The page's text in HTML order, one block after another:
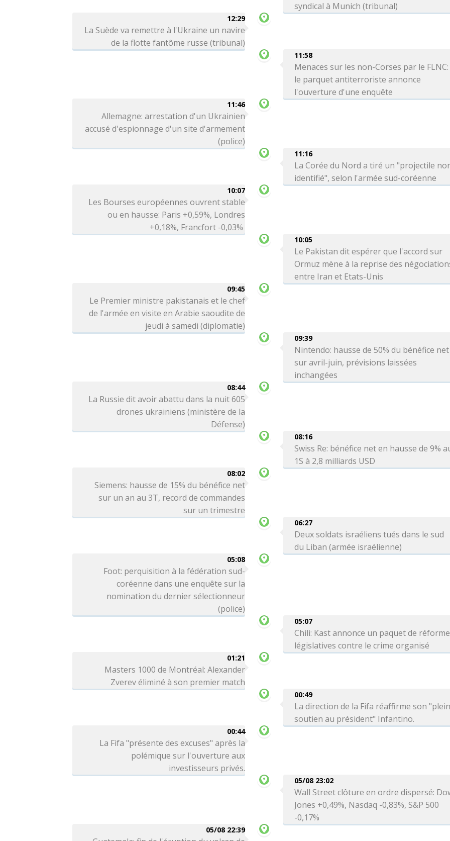
syndical à Munich (tribunal)
12:29
La Suède va remettre à l'Ukraine un navire
de la flotte fantôme russe (tribunal)
11:58
Menaces sur les non-Corses par le FLNC:
le parquet antiterroriste annonce
l'ouverture d'une enquête
11:46
Allemagne: arrestation d'un Ukrainien
accusé d'espionnage d'un site d'armement
(police)
11:16
La Corée du Nord a tiré un "projectile
identifié", selon l'armée sud-coréenne
10:07
Les Bourses européennes ouvrent stable
ou en hausse: Paris +0,59%, Londres
+0,18%, Francfort -0,03%
10:05
Le Pakistan dit espérer que l'accord sur
Ormuz mène à la reprise des
entre Iran et Etats-Unis
09:45
Le Premier ministre pakistanais et le chef
de l'armée en visite en Arabie saoudite de
jeudi à samedi (diplomatie)
09:39
Nintendo: hausse de 50% du bénéfice net
sur avril-juin, prévisions laissées
inchangées
08:44
La Russie dit avoir abattu dans la nuit 605
drones ukrainiens (ministère de la
Défense)
08:16
Swiss Re: bénéfice net en hausse de 9%
1S à 2,8 milliards USD
08:02
Siemens: hausse de 15% du bénéfice net
sur un an au 3T, record de commandes
sur un trimestre
06:27
Deux soldats israéliens tués dans le sud
du Liban (armée israélienne)
05:08
Foot: perquisition à la fédération sud-
coréenne dans une enquête sur la
nomination du dernier sélectionneur
(police)
05:07
Chili: Kast annonce un paquet de
législatives contre le crime organisé
01:21
Masters 1000 de Montréal: Alexander
Zverev éliminé à son premier match
00:49
La direction de la Fifa réaffirme son
soutien au président" Infantino.
00:44
La Fifa "présente des excuses" après la
polémique sur l'ouverture aux
investisseurs privés.
05/08 23:02
Wall Street clôture en ordre dispersé:
Jones +0,49%, Nasdaq -0,83%, S&P 500
-0,17%
05/08 22:39